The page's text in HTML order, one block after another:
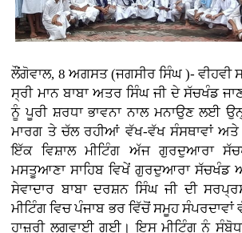
ਲੌਂਗੋਵਾਲ, 8 ਅਗਸਤ (ਜਗਸੀਰ ਸਿੰਘ )- ਵੀਹਵੀ
ਸ੍ਰੀ ਮਾਨ ਬਾਬਾ ਅਤਰ ਸਿੰਘ ਜੀ ਦੇ ਸੱਚਖੰਡ
ਨੂੰ ਪੂਰੀ ਸ਼ਰਧਾ ਭਾਵਨਾ ਨਾਲ ਮਨਾਉਣ ਲਈ
ਮਾਰਗ ਤੇ ਚੱਲ ਰਹੀਆਂ ਵੱਖ-ਵੱਖ ਸੰਸਥਾਵਾਂ ਅਤੇ
ਇੱਕ ਵਿਸ਼ਾਲ ਮੀਟਿੰਗ ਅੱਜ ਗੁਰਦੁਆਰਾ
ਮਸਤੂਆਣਾ ਸਾਹਿਬ ਵਿਖੇਂ ਗੁਰਦੁਆਰਾ ਸੱਚਖੰਡ
ਸੇਵਾਦਾਰ ਬਾਬਾ ਦਰਸ਼ਨ ਸਿੰਘ ਜੀ ਦੀ
ਮੀਟਿੰਗ ਵਿਚ ਪੰਜਾਬ ਭਰ ਵਿੱਚੋਂ ਸਮੂਹ
ਹਾਜ਼ਰੀ ਲਗਵਾਈ ਗਈ। ਇਸ ਮੀਟਿੰਗ ਨੂੰ